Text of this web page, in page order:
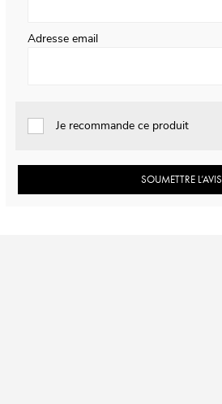
Adresse email
Je recommande ce produit
SOUMETTRE L’AVIS